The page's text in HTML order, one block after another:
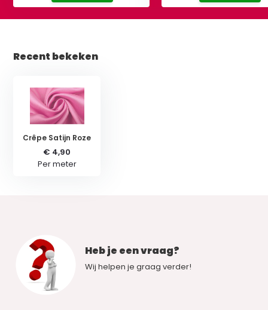
Recent bekeken
Crêpe Satijn Roze
€ 4,90
Per meter
Heb je een vraag?
Wij helpen je graag verder!